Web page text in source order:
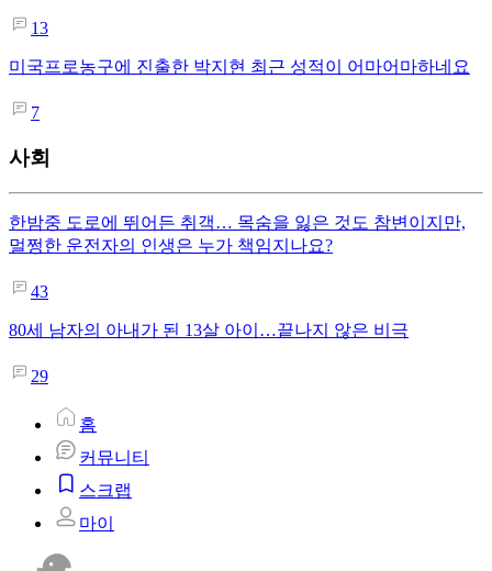
13
미국프로농구에 진출한 박지현 최근 성적이 어마어마하네요
7
사회
한밤중 도로에 뛰어든 취객… 목숨을 잃은 것도 참변이지만,
멀쩡한 운전자의 인생은 누가 책임지나요?
43
80세 남자의 아내가 된 13살 아이…끝나지 않은 비극
29
홈
커뮤니티
스크랩
마이